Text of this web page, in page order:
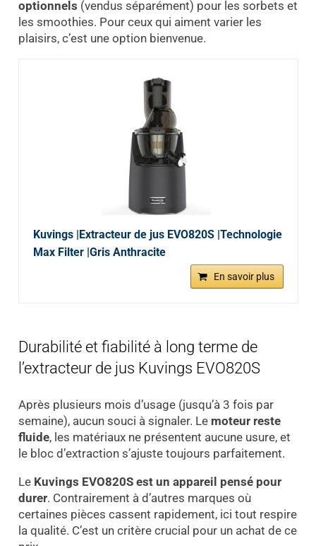
optionnels (vendus séparément) pour les sorbets et
les smoothies. Pour ceux qui aiment varier les
plaisirs, c’est une option bienvenue.
Kuvings |Extracteur de jus EVO820S |Technologie
Max Filter |Gris Anthracite
En savoir plus
Durabilité et fiabilité à long terme de
l’extracteur de jus Kuvings EVO820S
Après plusieurs mois d’usage (jusqu’à 3 fois par
semaine), aucun souci à signaler. Le moteur reste
fluide, les matériaux ne présentent aucune usure, et
le bloc d’extraction s’ajuste toujours parfaitement.
Le Kuvings EVO820S est un appareil pensé pour
durer. Contrairement à d’autres marques où
certaines pièces cassent rapidement, ici tout respire
la qualité. C’est un critère crucial pour un achat de ce